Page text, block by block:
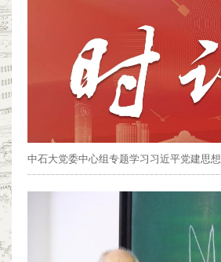
中石大党委中心组专题学习习近平党建思想